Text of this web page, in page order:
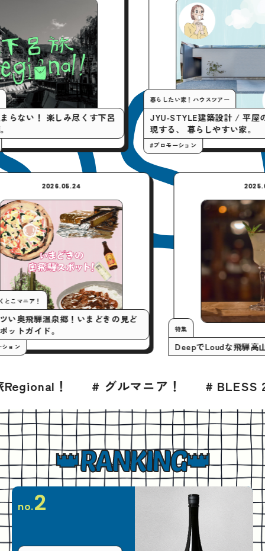
しみ尽くす下呂
暮らしたい家！ハウスツアー
JYU-STYLE建築設計 / 平屋の間取りで
現する、 暮らしやすい家。
#プロモーション
2026.05.24
今月の行くとこマニア！
いまアツい奥飛騨温泉郷！いまどきの見ど
ころスポットガイド。
#プロモーション DeepでLoud
# グルマニア！ # BLESS 2026年8月号
RANKING
no.2